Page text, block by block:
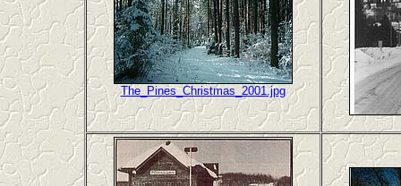
The_Pines_Christmas_2001.jpg